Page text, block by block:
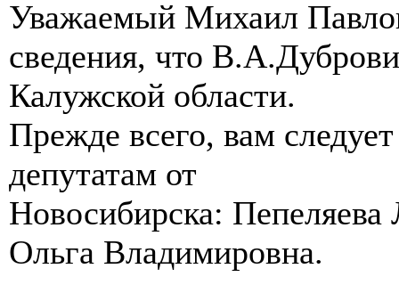
Уважаемый Михаил
сведения, что
Калужской области.
Прежде всего, вам
депутатам от
Новосибирска:
Ольга Владимировна.